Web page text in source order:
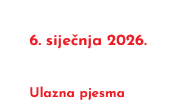
6. siječnja 2026.
Ulazna pjesma